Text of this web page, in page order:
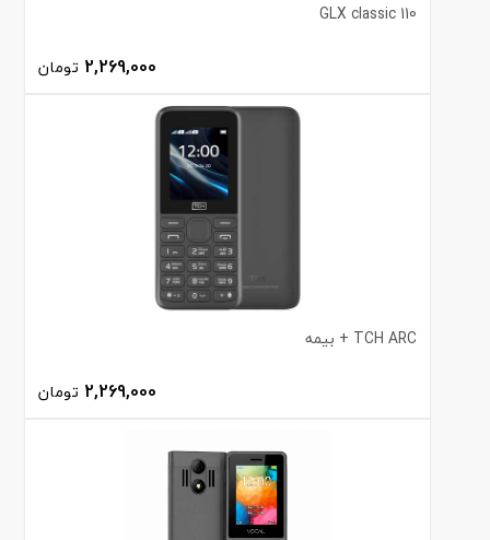
GLX classic 110
2,269,000 تومان
TCH ARC + بیمه
2,269,000 تومان